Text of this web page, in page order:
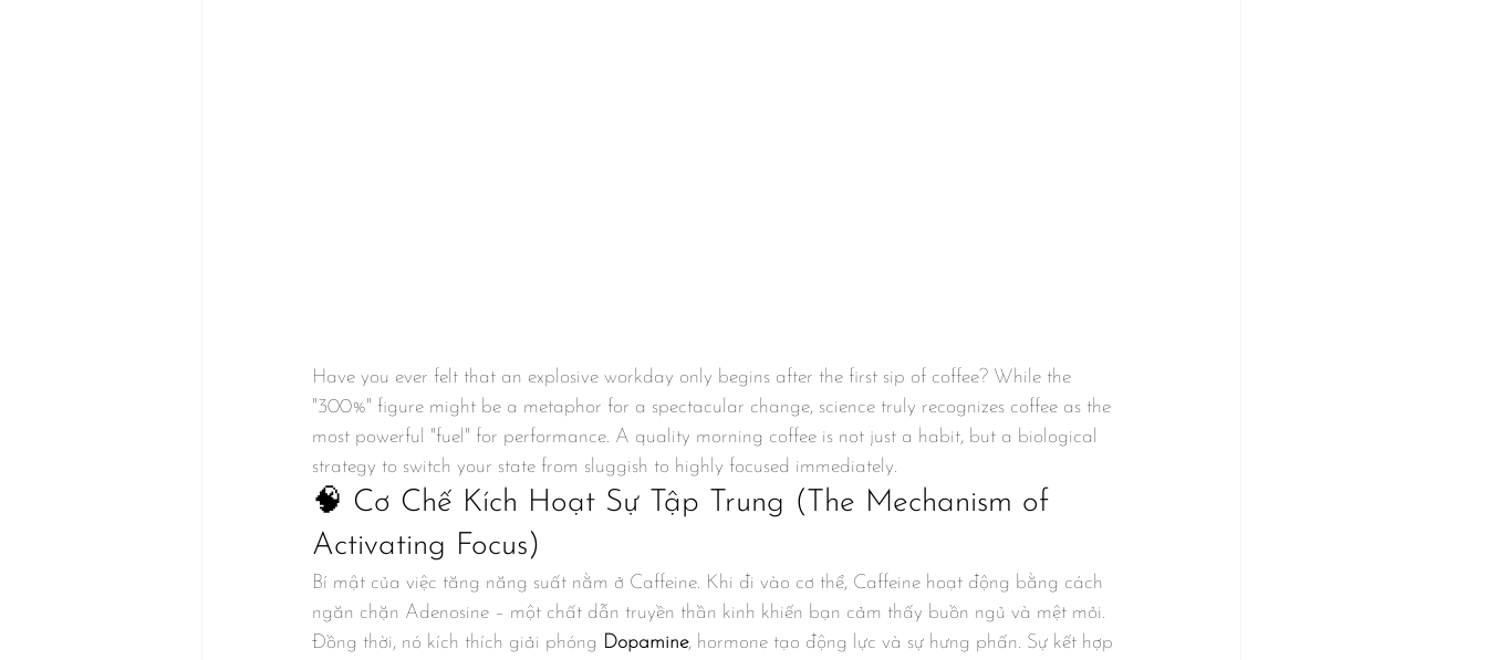
Have you ever felt that an explosive workday only begins after the first sip of coffee? While the
"300%" figure might be a metaphor for a spectacular change, science truly recognizes coffee as the
most powerful "fuel" for performance. A quality morning coffee is not just a habit, but a biological
strategy to switch your state from sluggish to highly focused immediately.
🧠 Cơ Chế Kích Hoạt Sự Tập Trung (The Mechanism of
Activating Focus)
Bí mật của việc tăng năng suất nằm ở Caffeine. Khi đi vào cơ thể, Caffeine hoạt động bằng cách
ngăn chặn Adenosine – một chất dẫn truyền thần kinh khiến bạn cảm thấy buồn ngủ và mệt mỏi.
Đồng thời, nó kích thích giải phóng Dopamine, hormone tạo động lực và sự hưng phấn. Sự kết hợp